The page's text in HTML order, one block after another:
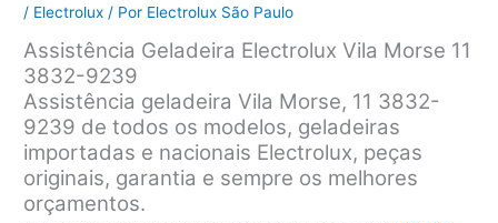
/ Electrolux / Por Electrolux São Paulo
Assistência Geladeira Electrolux Vila Morse 11
3832-9239
Assistência geladeira Vila Morse, 11 3832-
9239 de todos os modelos, geladeiras
importadas e nacionais Electrolux, peças
originais, garantia e sempre os melhores
orçamentos.